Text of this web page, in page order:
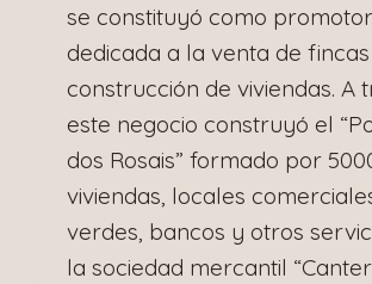
se constituyó como
dedicada a la venta de
construcción de viviendas. A
este negocio construyó el
dos Rosais” formado por
viviendas, locales
verdes, bancos y otros
la sociedad mercantil